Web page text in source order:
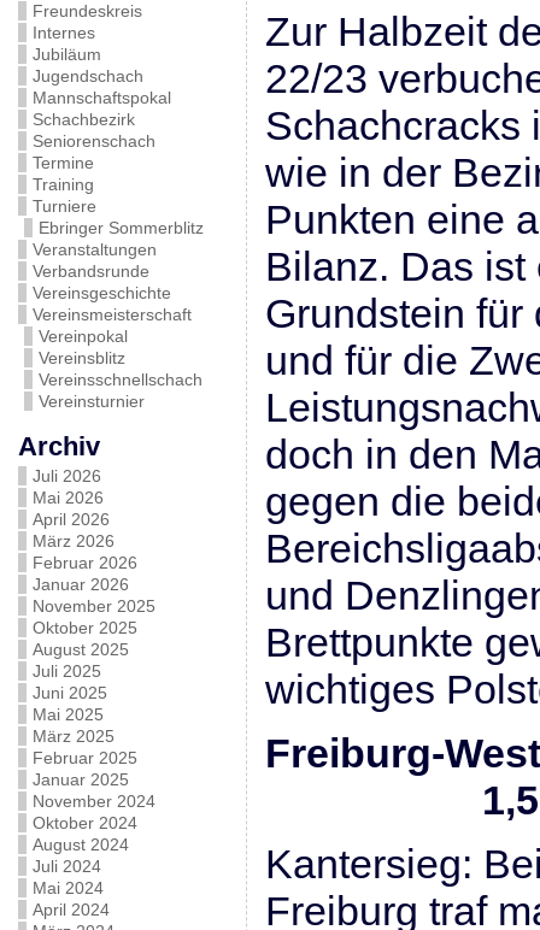
Freundeskreis
Internes
Jubiläum
Jugendschach
Mannschaftspokal
Schachbezirk
Seniorenschach
Termine
Training
Turniere
Ebringer Sommerblitz
Veranstaltungen
Verbandsrunde
Vereinsgeschichte
Vereinsmeisterschaft
Vereinpokal
Vereinsblitz
Vereinsschnellschach
Vereinsturnier
Archiv
Juli 2026
Mai 2026
April 2026
März 2026
Februar 2026
Januar 2026
November 2025
Oktober 2025
August 2025
Juli 2025
Juni 2025
Mai 2025
März 2025
Februar 2025
Januar 2025
November 2024
Oktober 2024
August 2024
Juli 2024
Mai 2024
April 2024
Zur Halbzeit
22/23
Schachcracks
wie in der
Punkten eine
Bilanz. Das ist
Grundstein für
und für die
doch in den
gegen die
und
Brettpunkte
wichtiges
Freiburg-
1,5 :
Kantersieg:
Freiburg traf